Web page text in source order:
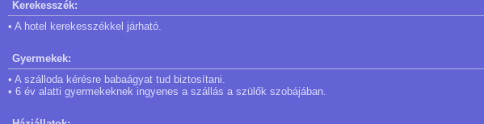
Kerekesszék:
• A hotel kerekesszékkel járható.
Gyermekek:
• A szálloda kérésre babaágyat tud biztosítani.
• 6 év alatti gyermekeknek ingyenes a szállás a szülők szobájában.